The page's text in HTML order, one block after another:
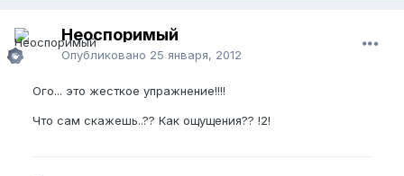
Неоспоримый
Опубликовано 25 января, 2012
Ого... это жесткое упражнение!!!!
Что сам скажешь..?? Как ощущения?? !2!